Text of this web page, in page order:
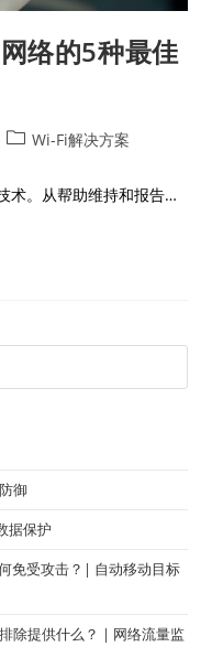
络的5种最佳
Wi-Fi解决方案
术。从帮助维持和报告…
御
据保护
免受攻击？| 自动移动目标
除提供什么？ | 网络流量监